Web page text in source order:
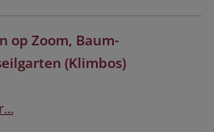
op Zoom, Baum-
(Klimbos)